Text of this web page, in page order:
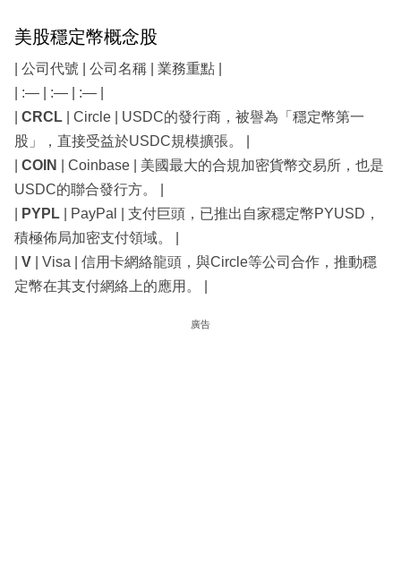
美股穩定幣概念股
| 公司代號 | 公司名稱 | 業務重點 |
| :— | :— | :— |
CRCL | Circle | USDC的發行商，被譽為「穩定幣第一
股」，直接受益於USDC規模擴張。 |
COIN
| Coinbase | 美國最大的合規加密貨幣交易所，也是
USDC的聯合發行方。 |
PYPL | PayPal | 支付巨頭，已推出自家穩定幣PYUSD，
積極佈局加密支付領域。 |
V | Visa | 信用卡網絡龍頭，與Circle等公司合作，推動穩
定幣在其支付網絡上的應用。 |
廣告